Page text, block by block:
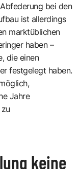
bei den
ist allerdings
marktüblichen
haben –
die einen
festgelegt haben.
Jahre
keine